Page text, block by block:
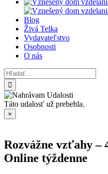
Blog
Živá Telka
Vydavateľstvo
Osobnosti
O nás
Hľadať:
Táto udalosť už prebehla.
×
Rozvážne vzťahy –
Online týždenne